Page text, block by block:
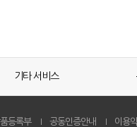
기타 서비스
등록부 공동인증안내 이용